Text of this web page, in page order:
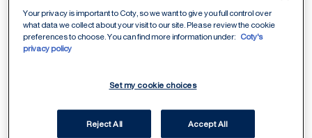
Anwendungs-Tipps
MANHATTAN Clean & Free Glow It Up Skin Tint auf
deinen Handrücken.
Your privacy is important to Coty, so we want to give you full control over
what data we collect about your visit to our site. Please review the cookie
preferences to choose. You can find more information under:
Coty's
privacy policy
Set my cookie choices
Reject All Accept All